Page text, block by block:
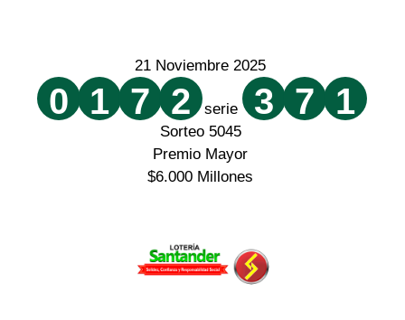
21 Noviembre 2025
0 1 7 2 serie 3 7 1
Sorteo 5045
Premio Mayor
$6.000 Millones